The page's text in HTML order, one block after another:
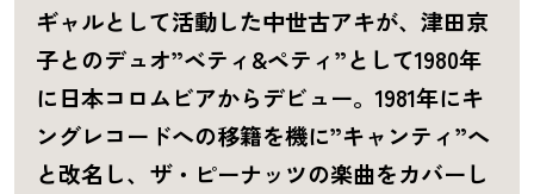
ギャルとして活動した中世古アキが、津田京
子とのデュオ”ベティ&ペティ”として1980年
に日本コロムビアからデビュー。1981年にキ
ングレコードへの移籍を機に”キャンティ”へ
と改名し、ザ・ピーナッツの楽曲をカバーし